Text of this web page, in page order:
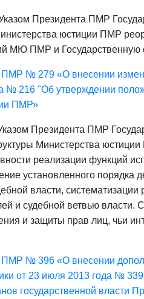
Президента ПМР
юстиции ПМР
МЮ ПМР и
ПМР № 279 «О внесении
№ 216 "Об утверждении
ПМР»
Президента ПМР
Министерства
реализации функций
установленного порядка
власти,
и судебной ветвью власти.
и защиты прав лиц, чьи
ПМР № 396 «О внесении
от 23 июля 2013 года №
государственной власти